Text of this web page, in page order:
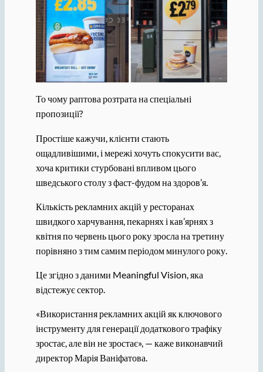
То чому раптова розтрата на спеціальні
пропозиції?
Простіше кажучи, клієнти стають
ощадливішими, і мережі хочуть спокусити вас,
хоча критики стурбовані впливом цього
шведського столу з фаст-фудом на здоров’я.
Кількість рекламних акцій у ресторанах
швидкого харчування, пекарнях і кав’ярнях з
квітня по червень цього року зросла на третину
порівняно з тим самим періодом минулого року.
Це згідно з даними Meaningful Vision, яка
відстежує сектор.
«Використання рекламних акцій як ключового
інструменту для генерації додаткового трафіку
зростає, але він не зростає», — каже виконавчий
директор Марія Ваніфатова.